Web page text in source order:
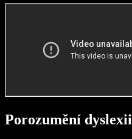
Porozumění dyslexii